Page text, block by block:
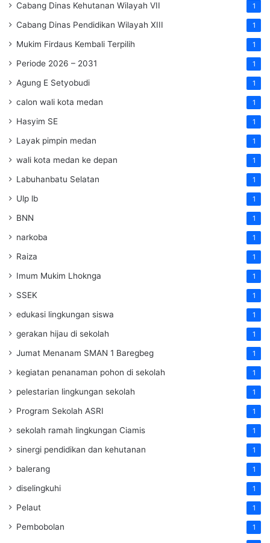
Cabang Dinas Kehutanan Wilayah VII 1
Cabang Dinas Pendidikan Wilayah XIII 1
Mukim Firdaus Kembali Terpilih 1
Periode 2026 – 2031 1
Agung E Setyobudi 1
calon wali kota medan 1
Hasyim SE 1
Layak pimpin medan 1
wali kota medan ke depan 1
Labuhanbatu Selatan 1
Ulp lb 1
BNN 1
narkoba 1
Raiza 1
Imum Mukim Lhoknga 1
SSEK 1
edukasi lingkungan siswa 1
gerakan hijau di sekolah 1
Jumat Menanam SMAN 1 Baregbeg 1
kegiatan penanaman pohon di sekolah 1
pelestarian lingkungan sekolah 1
Program Sekolah ASRI 1
sekolah ramah lingkungan Ciamis 1
sinergi pendidikan dan kehutanan 1
balerang 1
diselingkuhi 1
Pelaut 1
Pembobolan 1